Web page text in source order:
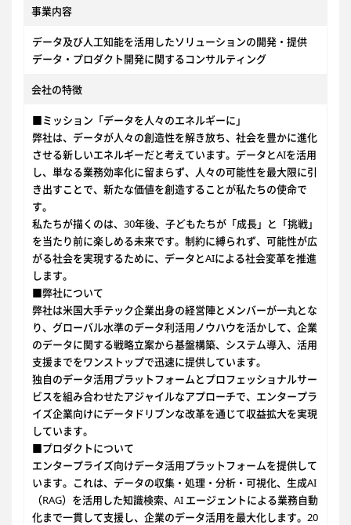
事業内容
データ及び人工知能を活用したソリューションの開発・提供
データ・プロダクト開発に関するコンサルティング
会社の特徴
■ミッション「データを人々のエネルギーに」
弊社は、データが人々の創造性を解き放ち、社会を豊かに進化
させる新しいエネルギーだと考えています。データとAIを活用
し、単なる業務効率化に留まらず、人々の可能性を最大限に引
き出すことで、新たな価値を創造することが私たちの使命で
す。
私たちが描くのは、30年後、子どもたちが「成長」と「挑戦」
を当たり前に楽しめる未来です。制約に縛られず、可能性が広
がる社会を実現するために、データとAIによる社会変革を推進
します。
■弊社について
弊社は米国大手テック企業出身の経営陣とメンバーが一丸とな
り、グローバル水準のデータ利活用ノウハウを活かして、企業
のデータに関する戦略立案から基盤構築、システム導入、活用
支援までをワンストップで迅速に提供しています。
独自のデータ活用プラットフォームとプロフェッショナルサー
ビスを組み合わせたアジャイルなアプローチで、エンタープラ
イズ企業向けにデータドリブンな改革を通じて収益拡大を実現
しています。
■プロダクトについて
エンタープライズ向けデータ活用プラットフォームを提供して
います。これは、データの収集・処理・分析・可視化、生成AI
（RAG）を活用した知識検索、AI エージェントによる業務自動
化まで一貫して支援し、企業のデータ活用を最大化します。20